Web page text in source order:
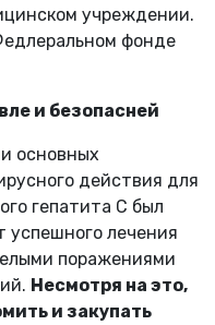
учреждении.
фонде
и безопасней
основных
действия для
гепатита С был
лечения
поражениями
Несмотря на это,
и закупать